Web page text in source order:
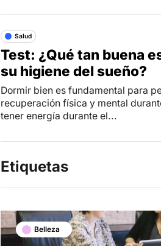
Salud
Test: ¿Qué tan buena
su higiene del sueño?
Dormir bien es fundamental para
recuperación física y mental
tener energía durante el...
Etiquetas
Belleza